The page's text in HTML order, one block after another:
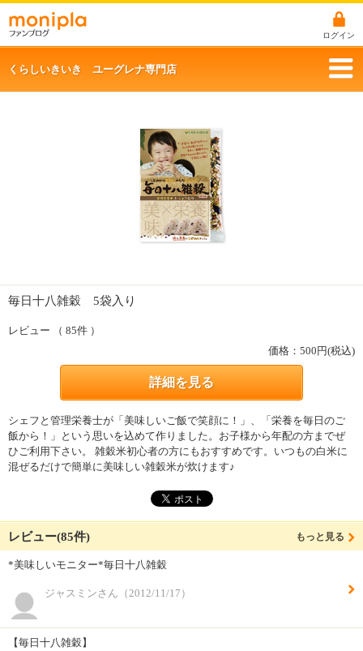
ログイン
くらしいきいき ユーグレナ専門店
毎日十八雑穀 5袋入り
レビュー （ 85件 ）
価格： 500 円(税込)
詳細を見る
シェフと管理栄養士が「美味しいご飯で笑顔に！」、「栄養を毎日のご
飯から！」という思いを込めて作りました。お子様から年配の方までぜ
ひご利用下さい。 雑穀米初心者の方にもおすすめです。いつもの白米に
混ぜるだけで簡単に美味しい雑穀米が炊けます♪
レビュー(85件) もっと見る
*美味しいモニター*毎日十八雑穀
ジャスミンさん（2012/11/17）
【毎日十八雑穀】